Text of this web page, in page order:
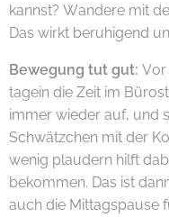
kannst? Wandere mit
Das wirkt beruhigend
Bewegung tut gut: Vor
tagein die Zeit im
immer wieder auf, und
Schwätzchen mit der
wenig plaudern hilft
bekommen. Das ist
auch die Mittagspause